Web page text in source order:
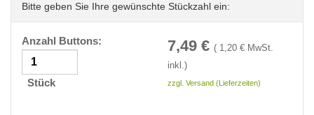
Bitte geben Sie Ihre gewünschte Stückzahl ein:
Anzahl Buttons:
Stück
7,49 € ( 1,20 € MwSt.
inkl.)
zzgl. Versand (Lieferzeiten)